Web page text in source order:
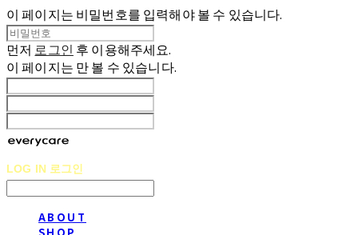
이 페이지는 비밀번호를 입력해야 볼 수 있습니다.
먼저 로그인 후 이용해주세요.
이 페이지는 만 볼 수 있습니다.
LOG IN 로그인
ABOUT